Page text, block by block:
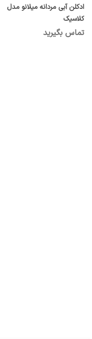
ادکلن آبی مردانه میلانو مدل
کلاسیک
تماس بگیرید